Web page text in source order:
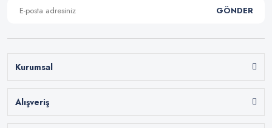
GÖNDER
Kurumsal
Alışveriş